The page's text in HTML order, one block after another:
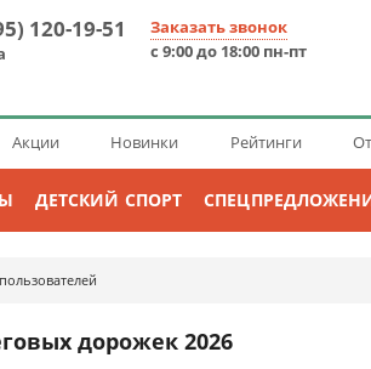
120-19-51
Заказать звонок
с 9:00 до 18:00 пн-пт
Акции Новинки Рейтинги
ДЕТСКИЙ СПОРТ
дорожек 2026